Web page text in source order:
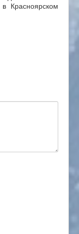
Красноярском